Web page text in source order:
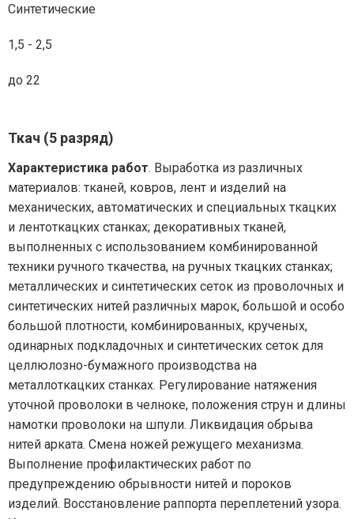
Синтетические
1,5 - 2,5
до 22
Ткач (5 разряд)
Характеристика работ. Выработка из различных
материалов: тканей, ковров, лент и изделий на
механических, автоматических и специальных ткацких
и лентоткацких станках; декоративных тканей,
выполненных с использованием комбинированной
техники ручного ткачества, на ручных ткацких станках;
металлических и синтетических сеток из проволочных и
синтетических нитей различных марок, большой и особо
большой плотности, комбинированных, крученых,
одинарных подкладочных и синтетических сеток для
целлюлозно-бумажного производства на
металлоткацких станках. Регулирование натяжения
уточной проволоки в челноке, положения струн и длины
намотки проволоки на шпули. Ликвидация обрыва
нитей арката. Смена ножей режущего механизма.
Выполнение профилактических работ по
предупреждению обрывности нитей и пороков
изделий. Восстановление раппорта переплетений узора.